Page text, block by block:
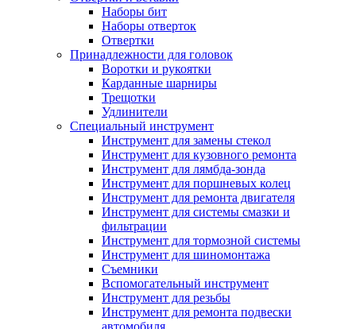
Наборы бит
Наборы отверток
Отвертки
Принадлежности для головок
Воротки и рукоятки
Карданные шарниры
Трещотки
Удлинители
Специальный инструмент
Инструмент для замены стекол
Инструмент для кузовного ремонта
Инструмент для лямбда-зонда
Инструмент для поршневых колец
Инструмент для ремонта двигателя
Инструмент для системы смазки и
фильтрации
Инструмент для тормозной системы
Инструмент для шиномонтажа
Съемники
Вспомогательный инструмент
Инструмент для резьбы
Инструмент для ремонта подвески
автомобиля